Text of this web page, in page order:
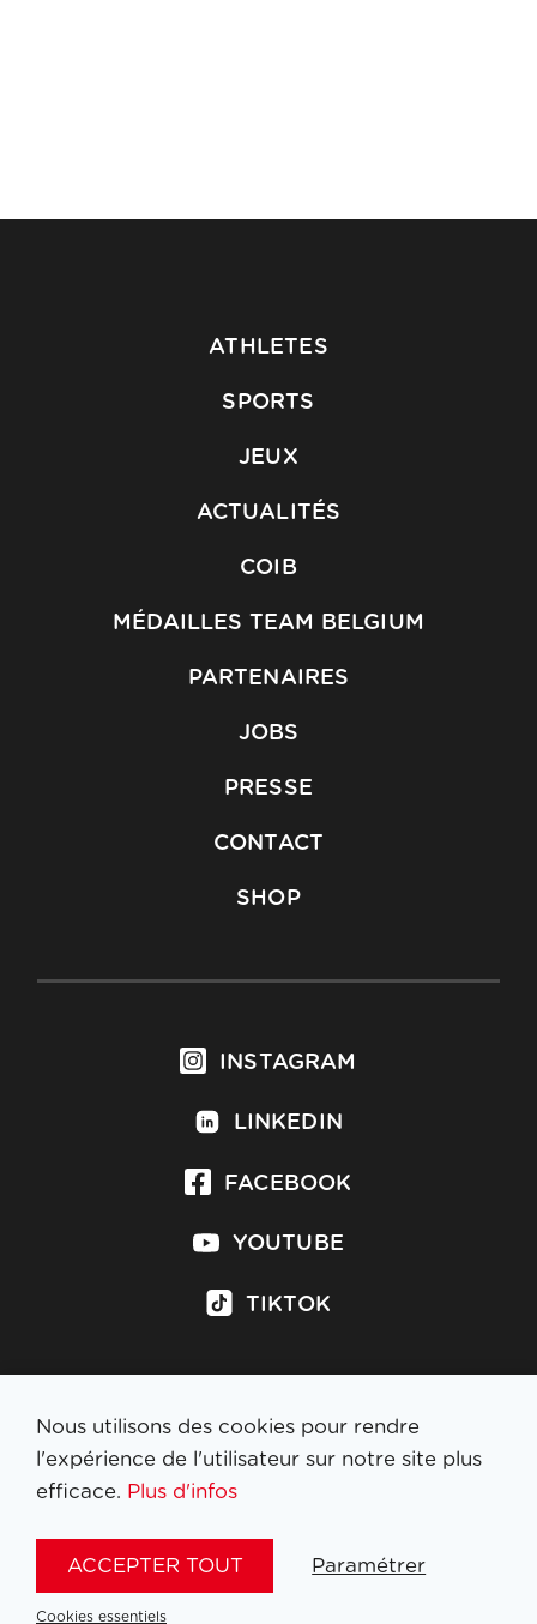
ATHLETES
SPORTS
JEUX
ACTUALITÉS
COIB
MÉDAILLES TEAM BELGIUM
PARTENAIRES
JOBS
PRESSE
CONTACT
SHOP
INSTAGRAM
LINKEDIN
FACEBOOK
YOUTUBE
TIKTOK
S'inscrire à la newsletter
Nous utilisons des cookies pour rendre
l'expérience de l'utilisateur sur notre site plus
efficace. Plus d'infos
ACCEPTER TOUT Paramétrer
Cookies essentiels